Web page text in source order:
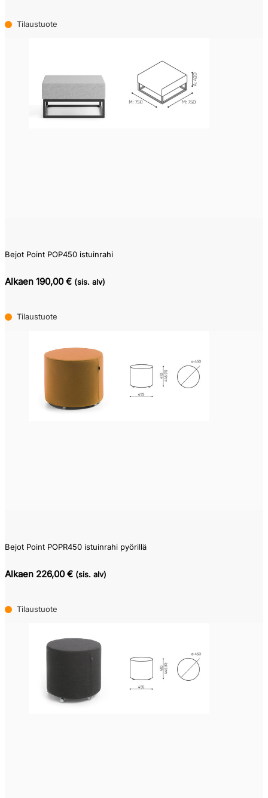
Tilaustuote
Bejot Point POP450 istuinrahi
Alkaen 190,00 € (sis. alv)
Tilaustuote
Bejot Point POPR450 istuinrahi pyörillä
Alkaen 226,00 € (sis. alv)
Tilaustuote